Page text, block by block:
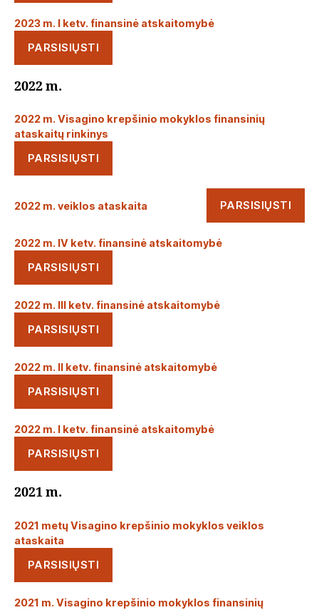
2023 m. I ketv. finansinė atskaitomybė
PARSISIŲSTI
2022 m.
2022 m. Visagino krepšinio mokyklos finansinių
ataskaitų rinkinys
PARSISIŲSTI
2022 m. veiklos ataskaita PARSISIŲSTI
2022 m. IV ketv. finansinė atskaitomybė
PARSISIŲSTI
2022 m. III ketv. finansinė atskaitomybė
PARSISIŲSTI
2022 m. II ketv. finansinė atskaitomybė
PARSISIŲSTI
2022 m. I ketv. finansinė atskaitomybė
PARSISIŲSTI
2021 m.
2021 metų Visagino krepšinio mokyklos veiklos
ataskaita
PARSISIŲSTI
2021 m. Visagino krepšinio mokyklos finansinių